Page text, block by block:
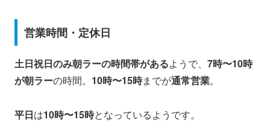
営業時間・定休日
土日祝日のみ朝ラーの時間帯があるようで、 7時〜10時
が朝ラーの時間。 10時〜15時までが通常営業。
平日は10時〜15時となっているようです。